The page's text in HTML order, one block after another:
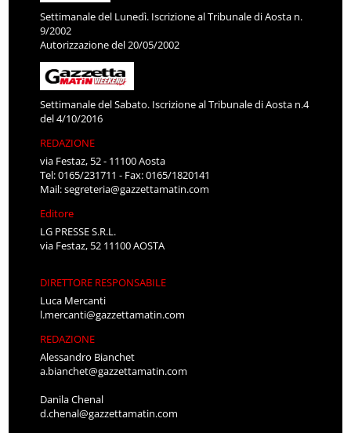
Settimanale del Lunedì. Iscrizione al Tribunale di Aosta n.
9/2002
Autorizzazione del 20/05/2002
Settimanale del Sabato. Iscrizione al Tribunale di Aosta n.4
del 4/10/2016
REDAZIONE
via Festaz, 52 - 11100 Aosta
Tel: 0165/231711 - Fax: 0165/1820141
Mail:segreteria@gazzettamatin.com
Editore
LG PRESSE S.R.L.
via Festaz, 52 11100 AOSTA
DIRETTORE RESPONSABILE
Luca Mercanti
l.mercanti@gazzettamatin.com
REDAZIONE
Alessandro Bianchet
a.bianchet@gazzettamatin.com
Danila Chenal
d.chenal@gazzettamatin.com